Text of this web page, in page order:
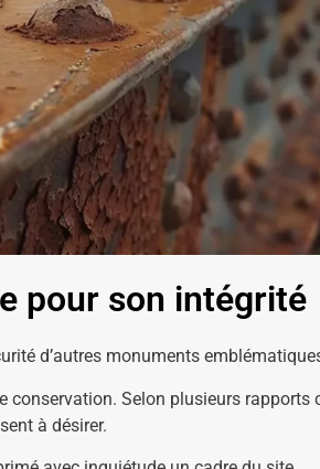
pour son intégrité
d’autres monuments
Selon plusieurs
à désirer.